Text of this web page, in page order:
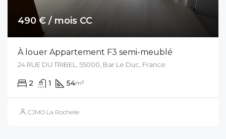
490 € / mois CC
À louer Appartement F3 semi-meublé
24 RUE DU TRIBEL, 55000, Bar Le Duc, France
2 1 54m²
CJMO La Rochelle